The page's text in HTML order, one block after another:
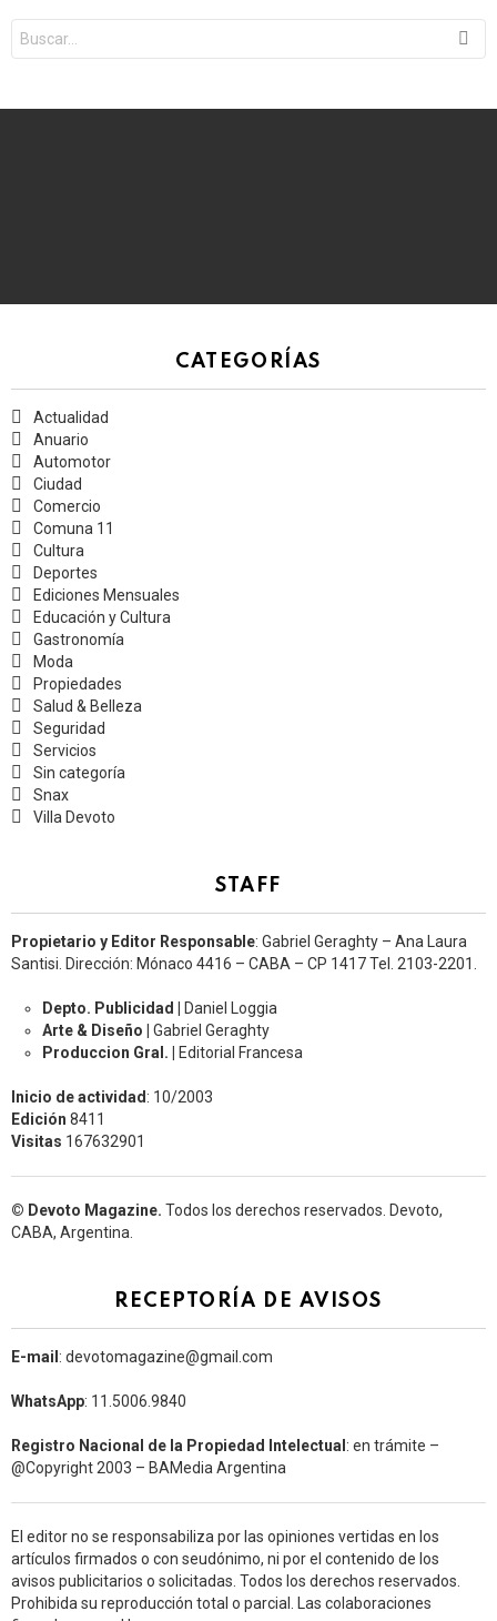
for:
CATEGORÍAS
Actualidad
Anuario
Automotor
Ciudad
Comercio
Comuna 11
Cultura
Deportes
Ediciones Mensuales
Educación y Cultura
Gastronomía
Moda
Propiedades
Salud & Belleza
Seguridad
Servicios
Sin categoría
Snax
Villa Devoto
STAFF
Propietario y Editor Responsable: Gabriel Geraghty – Ana Laura
Santisi. Dirección: Mónaco 4416 – CABA – CP 1417Tel. 2103-2201.
Depto. Publicidad | Daniel Loggia
Arte & Diseño | Gabriel Geraghty
Produccion Gral. | Editorial Francesa
Inicio de actividad: 10/2003
Edición 8411
Visitas 167632901
© Devoto Magazine. Todos los derechos reservados. Devoto,
CABA, Argentina.
RECEPTORÍA DE AVISOS
E-mail: devotomagazine@gmail.com
WhatsApp: 11.5006.9840
Registro Nacional de la Propiedad Intelectual: en trámite –
@Copyright 2003 – BAMedia Argentina
El editor no se responsabiliza por las opiniones vertidas en los
artículos firmados o con seudónimo, ni por el contenido de los
avisos publicitarios o solicitadas. Todos los derechos reservados.
Prohibida su reproducción total o parcial. Las colaboraciones